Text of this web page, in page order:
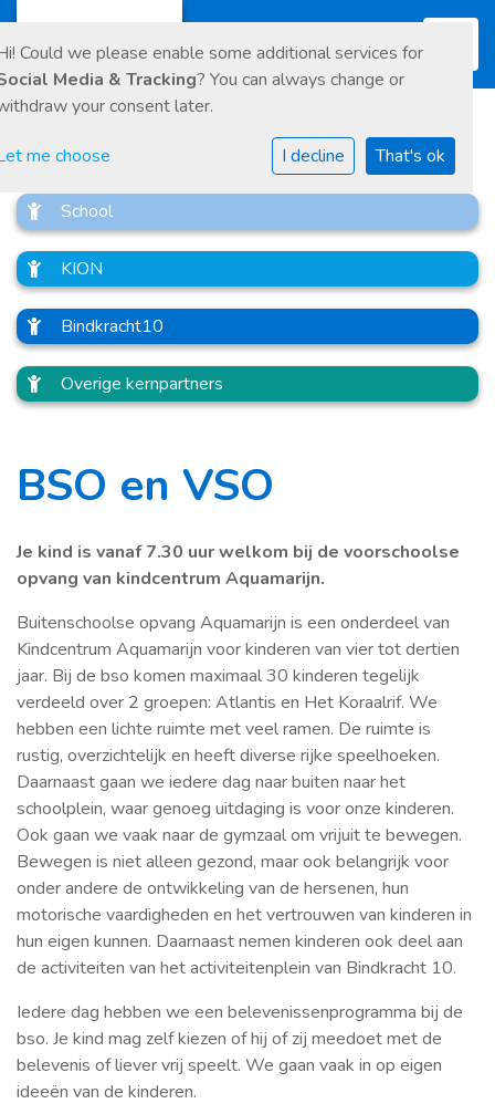
School
KION
Bindkracht10
Overige kernpartners
BSO en VSO
Je kind is vanaf 7.30 uur welkom bij de voorschoolse
opvang van kindcentrum Aquamarijn.
Buitenschoolse opvang Aquamarijn is een onderdeel van
Kindcentrum Aquamarijn voor kinderen van vier tot dertien
jaar. Bij de bso komen maximaal 30 kinderen tegelijk
verdeeld over 2 groepen: Atlantis en Het Koraalrif. We
hebben een lichte ruimte met veel ramen. De ruimte is
rustig, overzichtelijk en heeft diverse rijke speelhoeken.
Daarnaast gaan we iedere dag naar buiten naar het
schoolplein, waar genoeg uitdaging is voor onze kinderen.
Ook gaan we vaak naar de gymzaal om vrijuit te bewegen.
Bewegen is niet alleen gezond, maar ook belangrijk voor
onder andere de ontwikkeling van de hersenen, hun
motorische vaardigheden en het vertrouwen van kinderen in
hun eigen kunnen. Daarnaast nemen kinderen ook deel aan
de activiteiten van het activiteitenplein van Bindkracht 10.
Iedere dag hebben we een belevenissenprogramma bij de
bso. Je kind mag zelf kiezen of hij of zij meedoet met de
belevenis of liever vrij speelt. We gaan vaak in op eigen
ideeën van de kinderen.
Could we please enable some additional services for
Media & Tracking? You can always change or
your consent later.
me choose I decline That's ok